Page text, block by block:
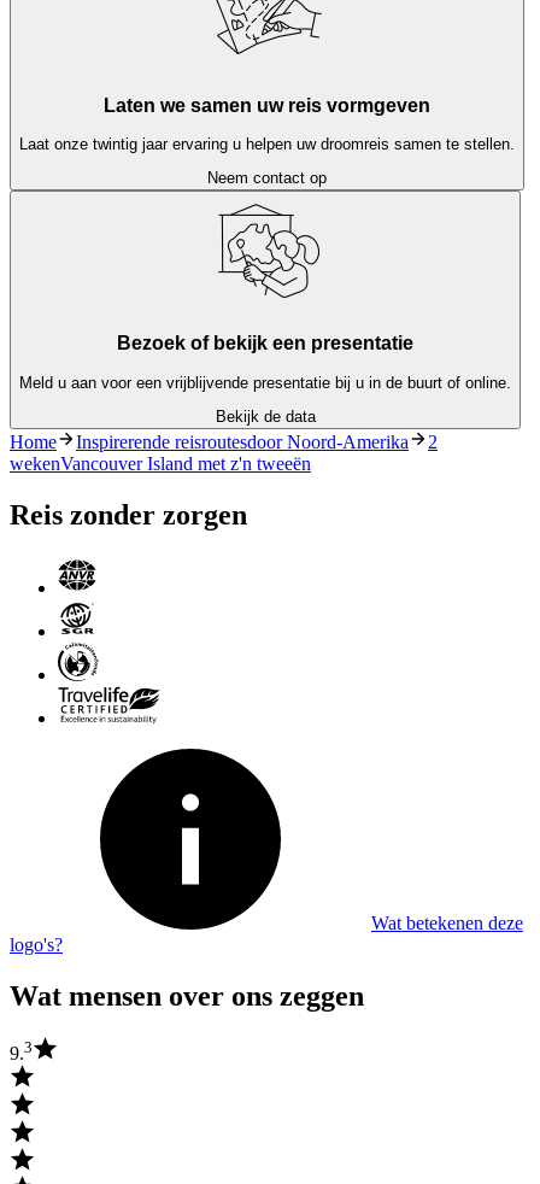
Laten we samen uw reis vormgeven
Laat onze twintig jaar ervaring u helpen uw droomreis samen te stellen.
Neem contact op
Bezoek of bekijk een presentatie
Meld u aan voor een vrijblijvende presentatie bij u in de buurt of online.
Bekijk de data
Home Inspirerende reisroutesdoor Noord-Amerika
2
wekenVancouver Island met z'n tweeën
Reis zonder zorgen
Wat betekenen deze
logo's?
Wat mensen over ons zeggen
9.3